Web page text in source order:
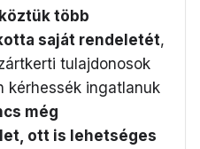
több
saját rendeletét,
tulajdonosok
kérhessék ingatlanuk
még
ott is lehetséges